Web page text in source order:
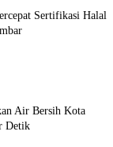
Sertifikasi Halal
Air Bersih Kota
Detik